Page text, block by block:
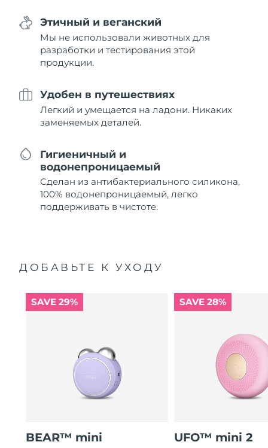
Этичный и веганский
Мы не использовали животных для
разработки и тестирования этой
продукции.
Удобен в путешествиях
Легкий и умещается на ладони. Никаких
заменяемых деталей.
Гигиеничный и
водонепроницаемый
Сделан из антибактериального силикона,
100% водонепроницаемый, легко
поддерживать в чистоте.
ДОБАВЬТЕ К УХОДУ
SAVE 29%
BEAR™ mini
SAVE 28%
UFO™ mini 2